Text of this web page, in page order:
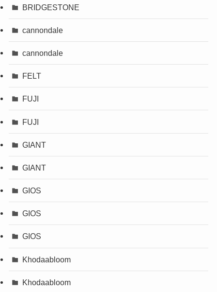
BRIDGESTONE
cannondale
cannondale
FELT
FUJI
FUJI
GIANT
GIANT
GIOS
GIOS
GIOS
Khodaabloom
Khodaabloom